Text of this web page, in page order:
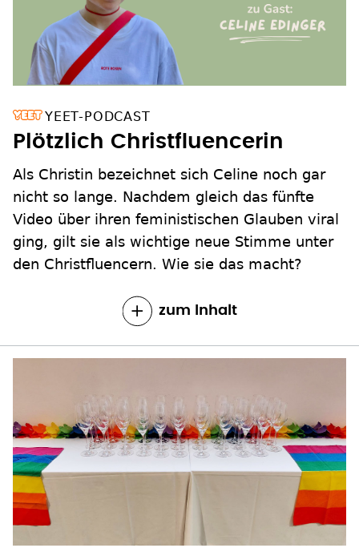
YEET-PODCAST
Plötzlich Christfluencerin
Als Christin bezeichnet sich Celine noch gar
nicht so lange. Nachdem gleich das fünfte
Video über ihren feministischen Glauben viral
ging, gilt sie als wichtige neue Stimme unter
den Christfluencern. Wie sie das macht?
zum Inhalt